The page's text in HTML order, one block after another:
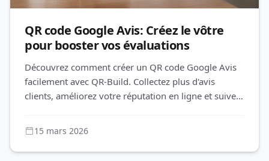
QR code Google Avis: Créez le vôtre
pour booster vos évaluations
Découvrez comment créer un QR code Google Avis
facilement avec QR-Build. Collectez plus d'avis
clients, améliorez votre réputation en ligne et suivez
15 mars 2026